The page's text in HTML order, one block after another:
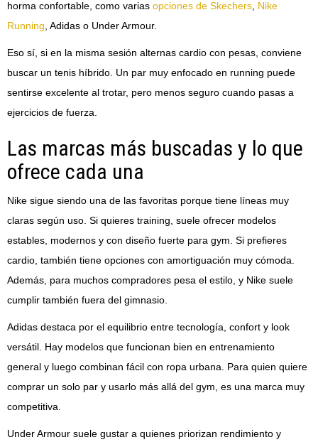
horma confortable, como varias opciones de Skechers Nike
Running , Adidas o Under Armour.
Eso sí, si en la misma sesión alternas cardio con pesas, conviene
buscar un tenis híbrido. Un par muy enfocado en running puede
sentirse excelente al trotar, pero menos seguro cuando pasas a
ejercicios de fuerza.
Las marcas más buscadas y lo que
ofrece cada una
Nike sigue siendo una de las favoritas porque tiene líneas muy
claras según uso. Si quieres training, suele ofrecer modelos
estables, modernos y con diseño fuerte para gym. Si prefieres
cardio, también tiene opciones con amortiguación muy cómoda.
Además, para muchos compradores pesa el estilo, y Nike suele
cumplir también fuera del gimnasio.
Adidas destaca por el equilibrio entre tecnología, confort y look
versátil. Hay modelos que funcionan bien en entrenamiento
general y luego combinan fácil con ropa urbana. Para quien quiere
comprar un solo par y usarlo más allá del gym, es una marca muy
competitiva.
Under Armour suele gustar a quienes priorizan rendimiento y